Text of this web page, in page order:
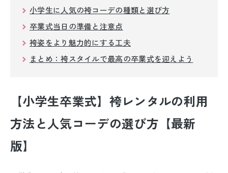
色打掛&紋付袴レンタル
引き振袖レンタル
小学生に人気の袴コーデの種類と選び方
卒業式当日の準備と注意点
袴姿をより魅力的にする工夫
まとめ：袴スタイルで最高の卒業式を迎えよう
【小学生卒業式】袴レンタルの利用
方法と人気コーデの選び方【最新
版】